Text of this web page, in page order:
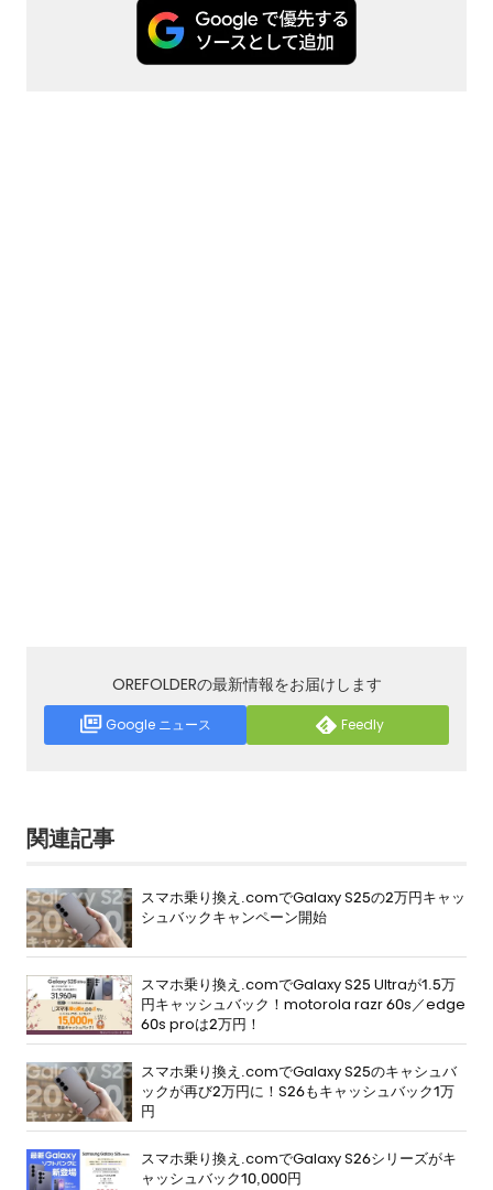
OREFOLDERの最新情報をお届けします
Google ニュース Feedly
関連記事
スマホ乗り換え.comでGalaxy S25の2万円キャッ
シュバックキャンペーン開始
スマホ乗り換え.comでGalaxy S25 Ultraが1.5万
円キャッシュバック！motorola razr 60s／edge
60s proは2万円！
スマホ乗り換え.comでGalaxy S25のキャシュバ
ックが再び2万円に！S26もキャッシュバック1万
円
スマホ乗り換え.comでGalaxy S26シリーズがキ
ャッシュバック10,000円